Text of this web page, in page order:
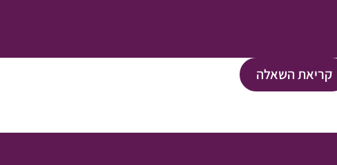
קריאת השאלה